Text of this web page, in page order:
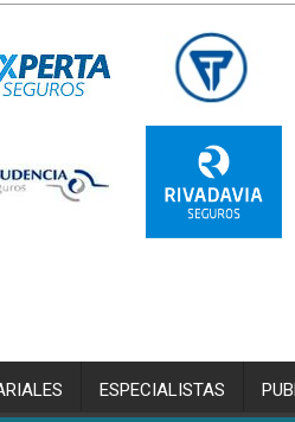
ESPECIALISTAS